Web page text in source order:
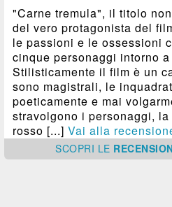
"Carne tremula", il titolo
del vero protagonista del
le passioni e le ossessioni
cinque personaggi intorno
Stilisticamente il film è un
sono magistrali, le
poeticamente e mai
stravolgono i personaggi,
rosso [...]Vai alla
SCOPRI LE